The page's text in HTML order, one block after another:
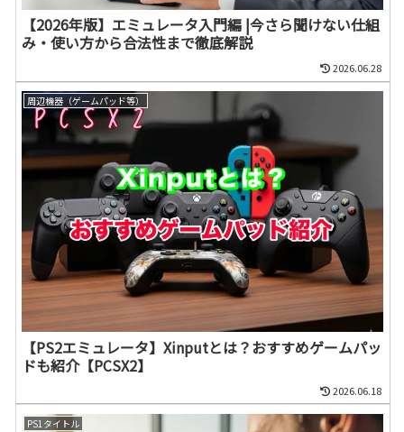
【2026年版】エミュレータ入門編 |今さら聞けない仕組
み・使い方から合法性まで徹底解説
2026.06.28
周辺機器（ゲームパッド等）
【PS2エミュレータ】Xinputとは？おすすめゲームパッ
ドも紹介【PCSX2】
2026.06.18
PS1タイトル